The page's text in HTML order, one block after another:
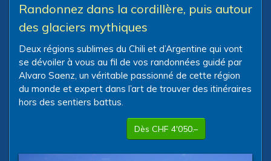
Randonnez dans la cordillère, puis autour
des glaciers mythiques
Deux régions sublimes du Chili et d’Argentine qui vont
se dévoiler à vous au fil de vos randonnées guidé par
Alvaro Saenz, un véritable passionné de cette région
du monde et expert dans l’art de trouver des itinéraires
hors des sentiers battus.
Dès CHF 4'050.–